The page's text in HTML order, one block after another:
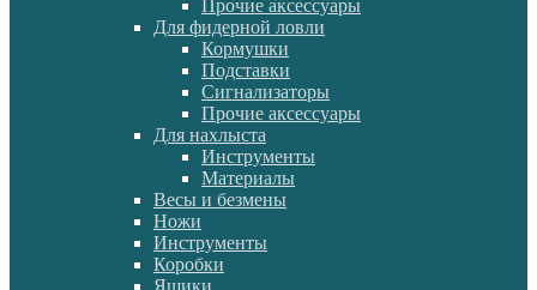
Прочие аксессуары
Для фидерной ловли
Кормушки
Подставки
Сигнализаторы
Прочие аксессуары
Для нахлыста
Инструменты
Материалы
Весы и безмены
Ножи
Инструменты
Коробки
Ящики